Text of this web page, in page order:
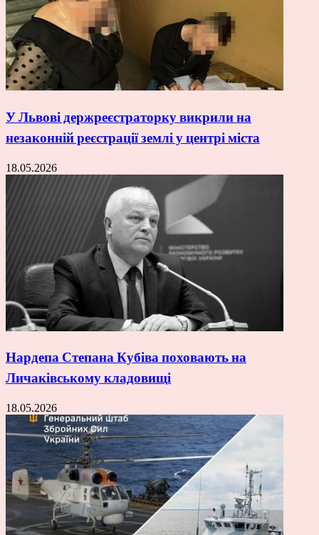
У Львові держреєстраторку викрили на
незаконній реєстрації землі у центрі міста
18.05.2026
Нардепа Степана Кубіва поховають на
Личаківському кладовищі
18.05.2026